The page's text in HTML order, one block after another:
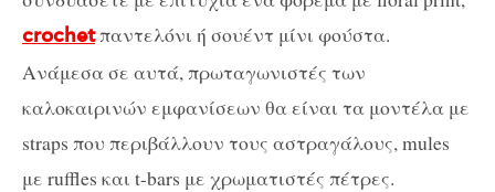
crochetπαντελόνι ή σουέντ μίνι φούστα.
Ανάμεσα σε αυτά, πρωταγωνιστές των
καλοκαιρινών εμφανίσεων θα είναι τα μοντέλα με
straps που περιβάλλουν τους αστραγάλους, mules
με ruffles και t-bars με χρωματιστές πέτρες.